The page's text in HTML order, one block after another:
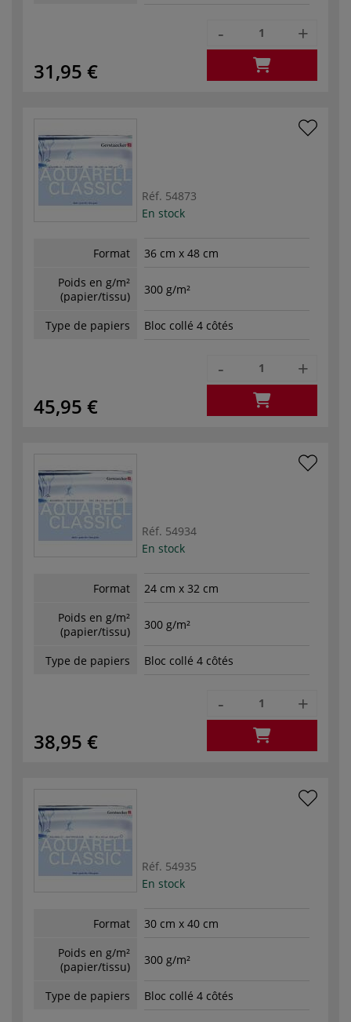
31,95 €
- +
Réf. 54873
En stock
Format
36 cm x 48 cm
Poids en g/m²
(papier/tissu)
300 g/m²
Type de papiers Bloc collé 4 côtés
45,95 €
- +
Réf. 54934
En stock
Format
24 cm x 32 cm
Poids en g/m²
(papier/tissu)
300 g/m²
Type de papiers Bloc collé 4 côtés
38,95 €
- +
Réf. 54935
En stock
Format
30 cm x 40 cm
Poids en g/m²
(papier/tissu)
300 g/m²
Type de papiers Bloc collé 4 côtés